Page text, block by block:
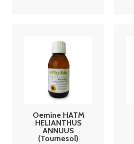
Oemine HATM
HELIANTHUS
ANNUUS
(Tournesol)